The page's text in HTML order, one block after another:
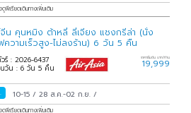
19-24/20-25/21-26/22-27/23-28/24-
29/25-30/26-31/27 ต.ค.-01 พ.ย./28
ต.ค.-02 พ.ย./29 ต.ค.-03 พ.ย./30 ต.ค.-04
พ.ย./31 ต.ค.-05 พ.ย./
ดูพีเรียดเดินทางเพิ่มเติม
น คุนหมิง ต้าหลี่ ลี่เจียง แชงกรีล่า (นั่ง
ความเร็วสูง-ไม่ลงร้าน) 6 วัน 5 คืน
ร์ : 2026-6437
นวัน : 6 วัน 5 คืน
ราคาเริ่มต้น บาท/ท่าน
19,999
10-15/28 ส.ค.-02 ก.ย./
ดูพีเรียดเดินทางเพิ่มเติม